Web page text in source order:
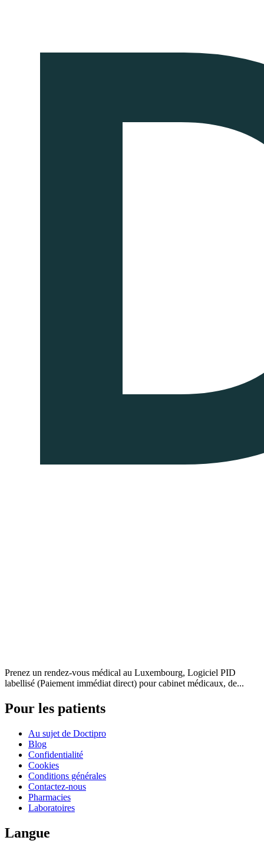
Prenez un rendez-vous médical au Luxembourg, Logiciel PID
labellisé (Paiement immédiat direct) pour cabinet médicaux, de...
Pour les patients
Au sujet de Doctipro
Blog
Confidentialité
Cookies
Conditions générales
Contactez-nous
Pharmacies
Laboratoires
Langue